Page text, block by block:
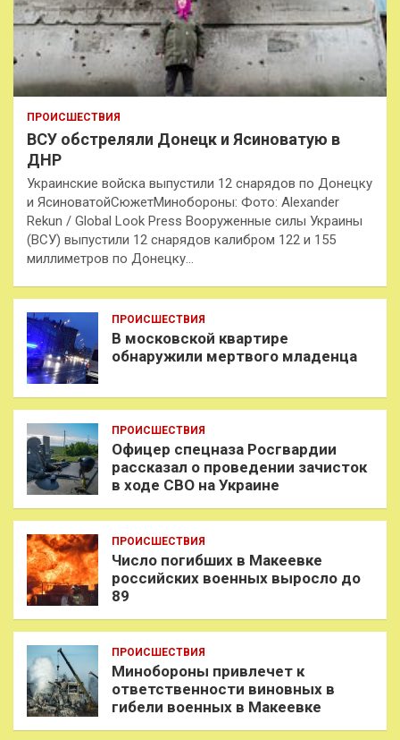
ПРОИСШЕСТВИЯ
ВСУ обстреляли Донецк и Ясиноватую в
ДНР
Украинские войска выпустили 12 снарядов по Донецку
и ЯсиноватойСюжетМинобороны: Фото: Alexander
Rekun / Global Look Press Вооруженные силы Украины
(ВСУ) выпустили 12 снарядов калибром 122 и 155
миллиметров по Донецку…
ПРОИСШЕСТВИЯ
В московской квартире
обнаружили мертвого младенца
ПРОИСШЕСТВИЯ
Офицер спецназа Росгвардии
рассказал о проведении зачисток
в ходе СВО на Украине
ПРОИСШЕСТВИЯ
Число погибших в Макеевке
российских военных выросло до
89
ПРОИСШЕСТВИЯ
Минобороны привлечет к
ответственности виновных в
гибели военных в Макеевке